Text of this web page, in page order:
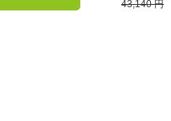
43,140 円